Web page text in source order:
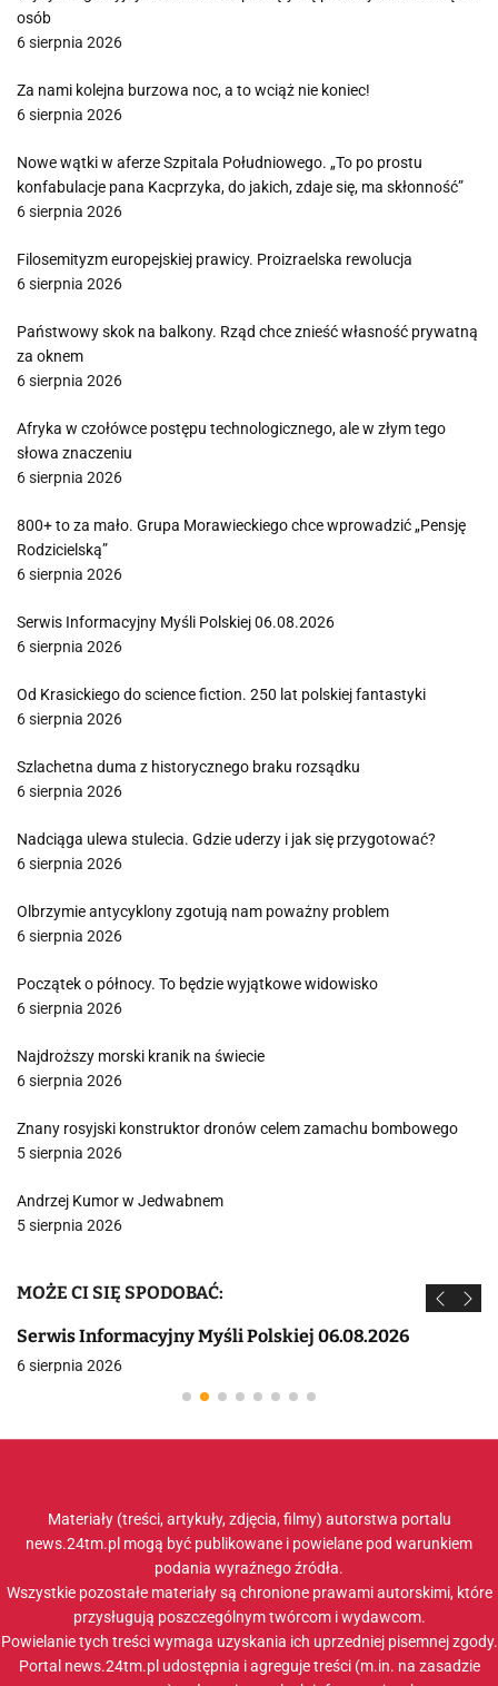
osób
6 sierpnia 2026
Za nami kolejna burzowa noc, a to wciąż nie koniec!
6 sierpnia 2026
Nowe wątki w aferze Szpitala Południowego. „To po prostu
konfabulacje pana Kacprzyka, do jakich, zdaje się, ma skłonność”
6 sierpnia 2026
Filosemityzm europejskiej prawicy. Proizraelska rewolucja
6 sierpnia 2026
Państwowy skok na balkony. Rząd chce znieść własność prywatną
za oknem
6 sierpnia 2026
Afryka w czołówce postępu technologicznego, ale w złym tego
słowa znaczeniu
6 sierpnia 2026
800+ to za mało. Grupa Morawieckiego chce wprowadzić „Pensję
Rodzicielską”
6 sierpnia 2026
Serwis Informacyjny Myśli Polskiej 06.08.2026
6 sierpnia 2026
Od Krasickiego do science fiction. 250 lat polskiej fantastyki
6 sierpnia 2026
Szlachetna duma z historycznego braku rozsądku
6 sierpnia 2026
Nadciąga ulewa stulecia. Gdzie uderzy i jak się przygotować?
6 sierpnia 2026
Olbrzymie antycyklony zgotują nam poważny problem
6 sierpnia 2026
Początek o północy. To będzie wyjątkowe widowisko
6 sierpnia 2026
Najdroższy morski kranik na świecie
6 sierpnia 2026
Znany rosyjski konstruktor dronów celem zamachu bombowego
5 sierpnia 2026
Andrzej Kumor w Jedwabnem
5 sierpnia 2026
MOŻE CI SIĘ SPODOBAĆ:
Serwis Informacyjny Myśli Polskiej 06.08.2026
6 sierpnia 2026
Materiały (treści, artykuły, zdjęcia, filmy) autorstwa portalu
news.24tm.pl mogą być publikowane i powielane pod warunkiem
podania wyraźnego źródła.
Wszystkie pozostałe materiały są chronione prawami autorskimi, które
przysługują poszczególnym twórcom i wydawcom.
Powielanie tych treści wymaga uzyskania ich uprzedniej pisemnej zgody.
Portal news.24tm.pl udostępnia i agreguje treści (m.in. na zasadzie